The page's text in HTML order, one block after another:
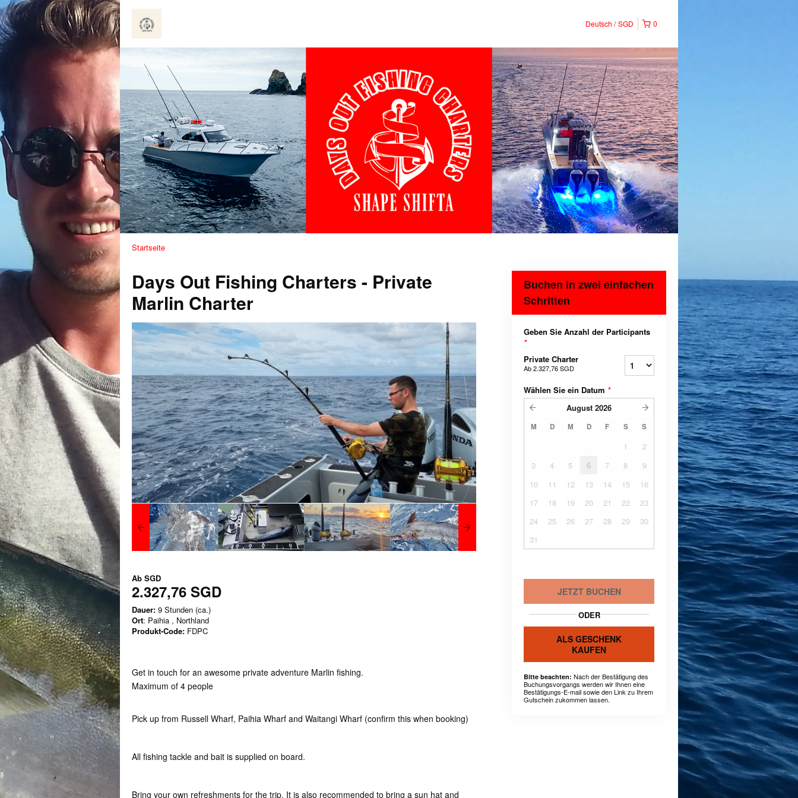
0
Deutsch SGD
Startseite
Days Out Fishing Charters - Private
Marlin Charter
Ab SGD
2.327,76 SGD
Dauer: 9 Stunden (ca.)
Ort: Paihia , Northland
Produkt-Code: FDPC
Get in touch for an awesome private adventure Marlin fishing.
Maximum of 4 people
Pick up from Russell Wharf, Paihia Wharf and Waitangi Wharf (confirm this when booking)
All fishing tackle and bait is supplied on board.
Bring your own refreshments for the trip. It is also recommended to bring a sun hat and
Buchen in zwei einfachen
Schritten
Geben Sie Anzahl der Participants
*
Private Charter
Ab2.327,76 SGD
Wählen Sie ein Datum *
August 2026
M D M D F S S
1
2
3
4 5 6 7 8
9
10
11 12 13 14 15
16
17
18 19 20 21 22
23
24
25 26 27 28 29
30
31
JETZT BUCHEN
ODER
ALS GESCHENK
KAUFEN
Bitte beachten: Nach der Bestätigung des
Buchungsvorgangs werden wir Ihnen eine
Bestätigungs-E-mail sowie den Link zu Ihrem
Gutschein zukommen lassen.